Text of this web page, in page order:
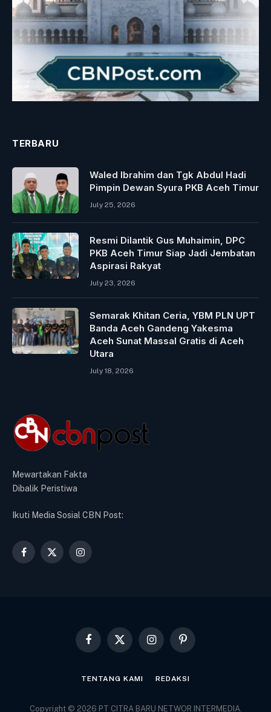
TERBARU
Waled Ibrahim dan Tgk Abdul Hadi
Pimpin Dewan Syura PKB Aceh Timur
July 25, 2026
Resmi Dilantik Gus Muhaimin, DPC
PKB Aceh Timur Siap Jadi Jembatan
Aspirasi Rakyat
July 23, 2026
Semarak Khitan Ceria, YBM PLN UPT
Banda Aceh Gandeng Yakesma
Aceh Sunat Massal Gratis di Aceh
Utara
July 18, 2026
Mewartakan Fakta
Dibalik Peristiwa
Ikuti Media Sosial CBN Post:
Facebook
X
Instagram
Facebook
X
InstagramPinterest
TENTANG KAMI REDAKSI
Copyright © 2026 PT CITRA BARU NETWOR INTERMEDIA.